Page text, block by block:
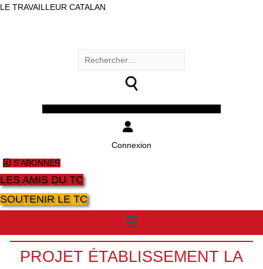
LE TRAVAILLEUR CATALAN
Rechercher :
Connexion
S'ABONNER
LES AMIS DU TC
SOUTENIR LE TC
Menu
PROJET ÉTABLISSEMENT LA